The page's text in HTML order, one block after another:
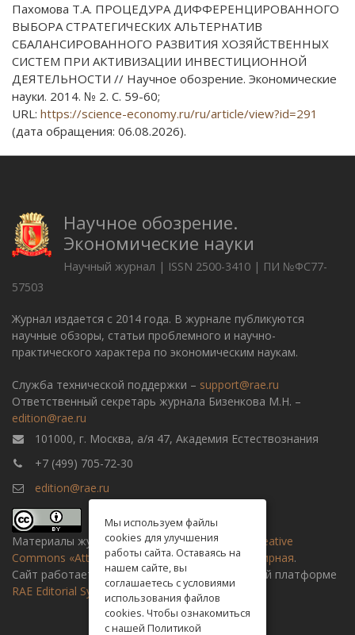
Пахомова Т.А. ПРОЦЕДУРА ДИФФЕРЕНЦИРОВАННОГО
ВЫБОРА СТРАТЕГИЧЕСКИХ АЛЬТЕРНАТИВ
СБАЛАНСИРОВАННОГО РАЗВИТИЯ ХОЗЯЙСТВЕННЫХ
СИСТЕМ ПРИ АКТИВИЗАЦИИ ИНВЕСТИЦИОННОЙ
ДЕЯТЕЛЬНОСТИ // Научное обозрение. Экономические
науки. 2014. № 2. С. 59-60;
URL: https://science-economy.ru/ru/article/view?id=291
(дата обращения: 06.08.2026).
Научное обозрение.
Экономические науки
Научный журнал | ISSN 2500-3410 | ПИ №ФС77-
57503
Журнал издается с 2014 года. В журнале публикуются
научные обзоры, статьи проблемного и научно-
практического характера по экономическим наукам.
Служба технической поддержки – support@rae.ru
Ответственный секретарь журнала Бизенкова М.Н. –
edition@rae.ru
101000, г. Москва, а/я 47, Академия Естествознания
+7 (499) 705-72-30
edition@rae.ru
Материалы журнала доступны полицензии Creative
Commons «Attribution» («Атрибуция») 4.0 Всемирная.
Сайт работает на универсальной издательской платформе
RAE Editorial System
Мы используем файлы
cookies для улучшения
работы сайта. Оставаясь на
нашем сайте, вы
соглашаетесь с условиями
использования файлов
cookies. Чтобы ознакомиться
с нашей Политикой